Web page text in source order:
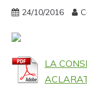
24/10/2016
LA